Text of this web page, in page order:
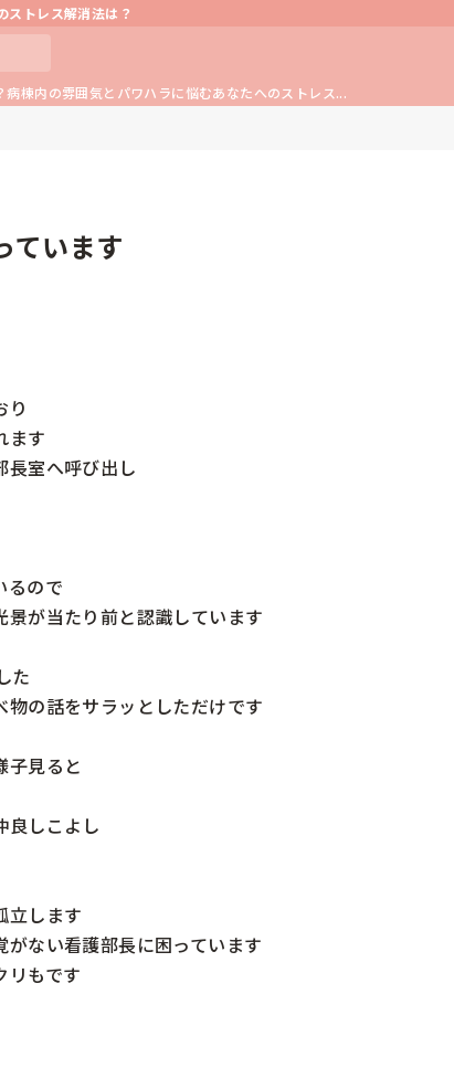
ストレス解消法は？
病棟内の雰囲気とパワハラに悩むあなたへのストレス...
ています
り
ます
長室へ呼び出し
るので
が当たり前と認識しています
た
の話をサラッとしただけです
子見ると
良しこよし
立します
ない看護部長に困っています
リもです